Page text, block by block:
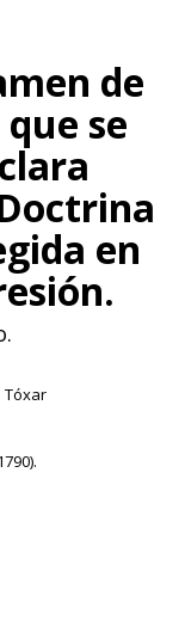
de
se
en
Tóxar